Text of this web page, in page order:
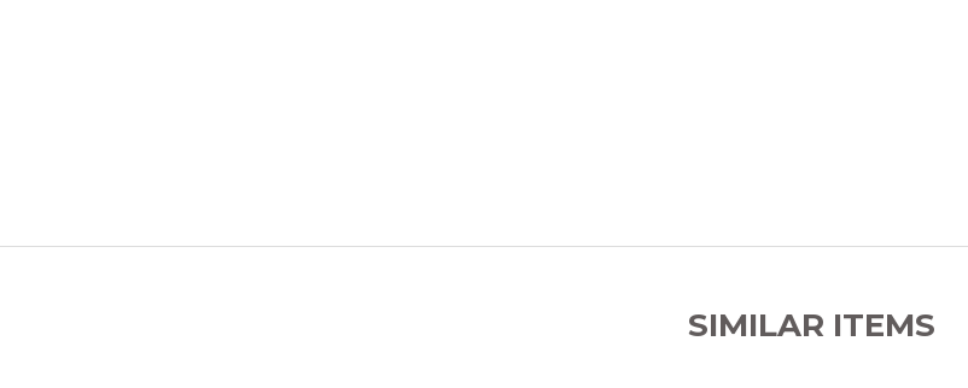
SIMILAR ITEMS